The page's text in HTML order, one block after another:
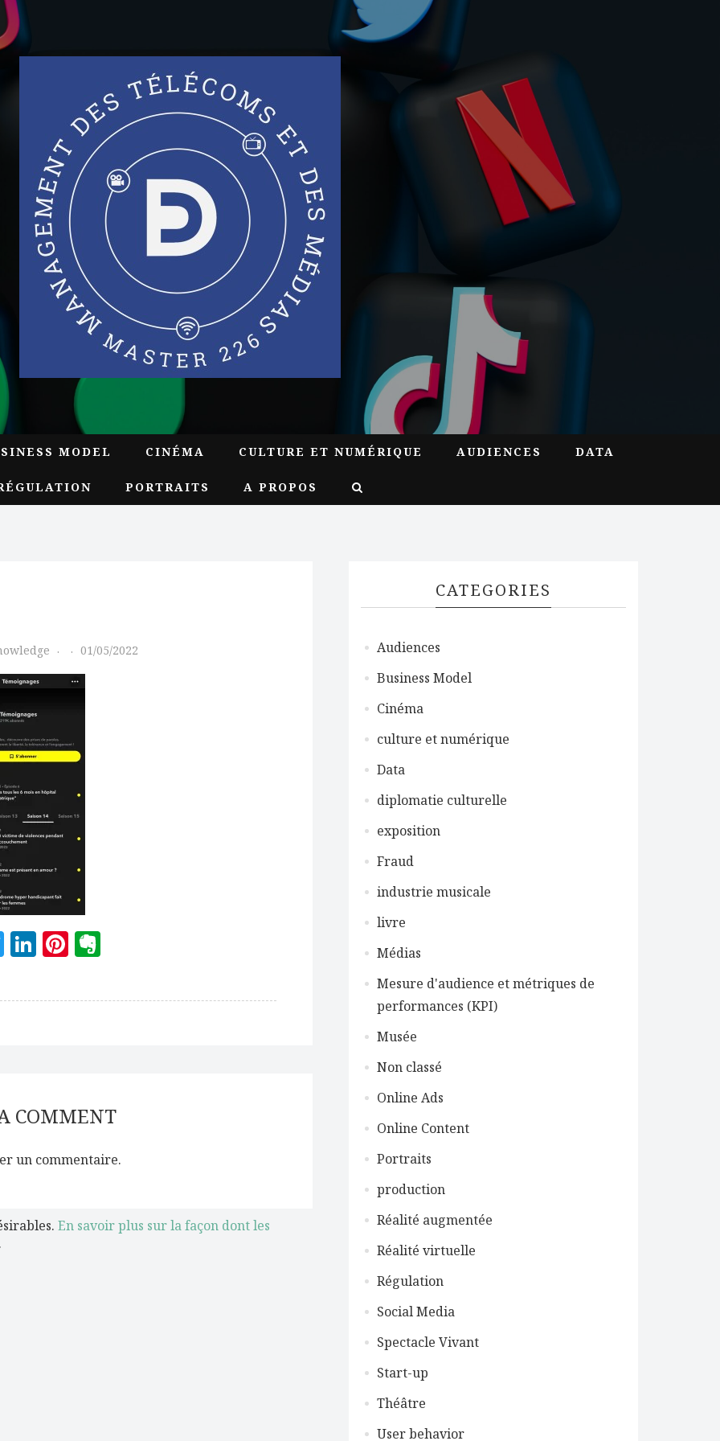
MODEL CINÉMA CULTURE ET NUMÉRIQUE AUDIENCES DATA
PORTRAITS A PROPOS
01/05/2022
Twitter
LinkedIn
Pinterest
COMMENT
un commentaire.
En savoir plus sur la façon dont les
CATEGORIES
Audiences
Business Model
Cinéma
culture et numérique
Data
diplomatie culturelle
exposition
Fraud
industrie musicale
livre
Médias
Mesure d'audience et métriques de
performances (KPI)
Musée
Non classé
Online Ads
Online Content
Portraits
production
Réalité augmentée
Réalité virtuelle
Régulation
Social Media
Spectacle Vivant
Start-up
Théâtre
User behavior